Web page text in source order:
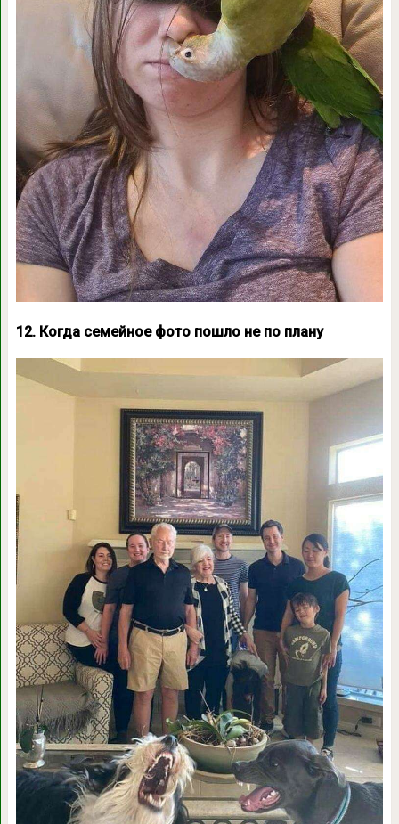
12. Когда семейное фото пошло не по плану